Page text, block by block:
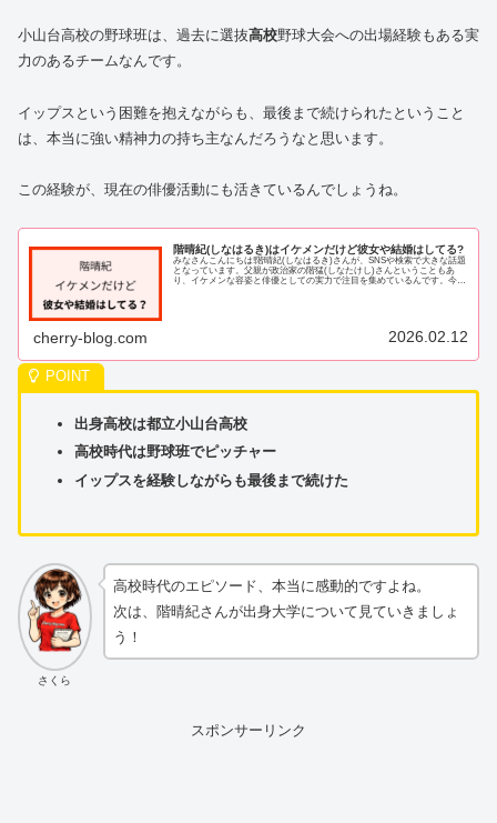
小山台高校の野球班は、過去に選抜高校野球大会への出場経験もある実
力のあるチームなんです。
イップスという困難を抱えながらも、最後まで続けられたということ
は、本当に強い精神力の持ち主なんだろうなと思います。
この経験が、現在の俳優活動にも活きているんでしょうね。
階晴紀(しなはるき)はイケメンだけど彼女や結婚はしてる?
みなさんこんにちは!階晴紀(しなはるき)さんが、SNSや検索で大きな話題
となっています。父親が政治家の階猛(しなたけし)さんということもあ
り、イケメンな容姿と俳優としての実力で注目を集めているんです。今回
cherry-blog.com 2026.02.12
出身高校は都立小山台高校
高校時代は野球班でピッチャー
イップスを経験しながらも最後まで続けた
さくら
高校時代のエピソード、本当に感動的ですよね。
次は、階晴紀さんが出身大学について見ていきましょ
う！
スポンサーリンク